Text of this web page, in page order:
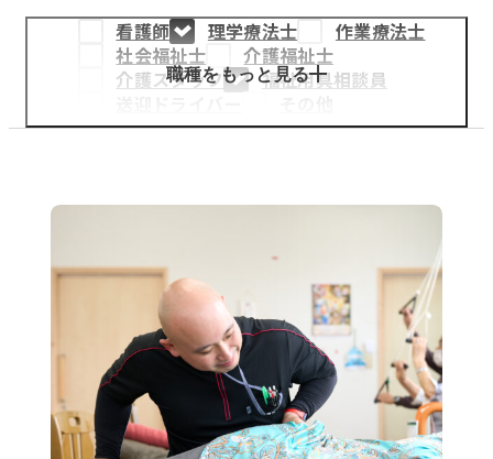
医療・介護事業
募集職種
ENTRY 079-
(
看護師 理学療法士
作業療法士
社会福祉士
介護福祉士
介護スタッフ
福祉用具相談員
職種をもっと見る